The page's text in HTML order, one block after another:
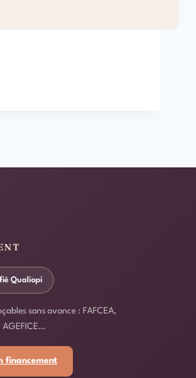
Qualiopi
sans avance : FAFCEA,
AGEFICE…
financement